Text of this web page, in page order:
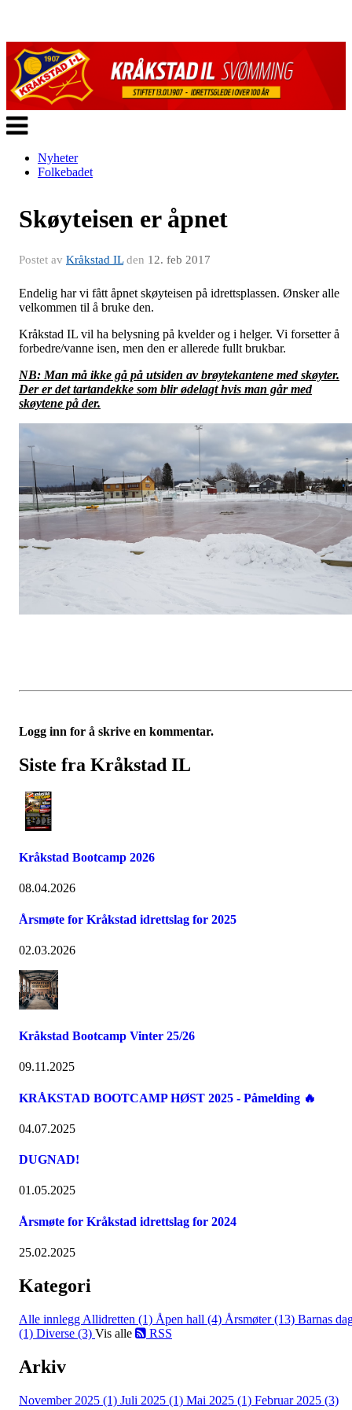
Veksle
navigasjon
Nyheter
Folkebadet
Skøyteisen er åpnet
Postet av Kråkstad ILden 12. feb 2017
Endelig har vi fått åpnet skøyteisen på idrettsplassen. Ønsker alle
velkommen til å bruke den.
Kråkstad IL vil ha belysning på kvelder og i helger. Vi forsetter å
forbedre/vanne isen, men den er allerede fullt brukbar.
NB: Man må ikke gå på utsiden av brøytekantene med skøyter.
Der er det tartandekke som blir ødelagt hvis man går med
skøytene på der.
Logg inn for å skrive en kommentar.
Siste fra Kråkstad IL
Kråkstad Bootcamp 2026
08.04.2026
Årsmøte for Kråkstad idrettslag for 2025
02.03.2026
Kråkstad Bootcamp Vinter 25/26
09.11.2025
KRÅKSTAD BOOTCAMP HØST 2025 - Påmelding 🔥
04.07.2025
DUGNAD!
01.05.2025
Årsmøte for Kråkstad idrettslag for 2024
25.02.2025
Kategori
Alle innlegg Allidretten (1) Åpen hall (4) Årsmøter (13) Barnas
(1) Diverse (3) Vis alle RSS
Arkiv
November 2025 (1) Juli 2025 (1) Mai 2025 (1) Februar 2025 (3)